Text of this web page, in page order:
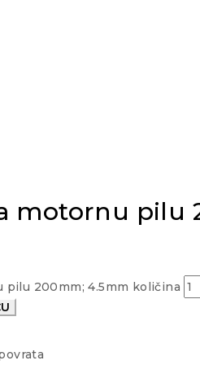
motornu pilu
pilu 200mm; 4.5mm količina